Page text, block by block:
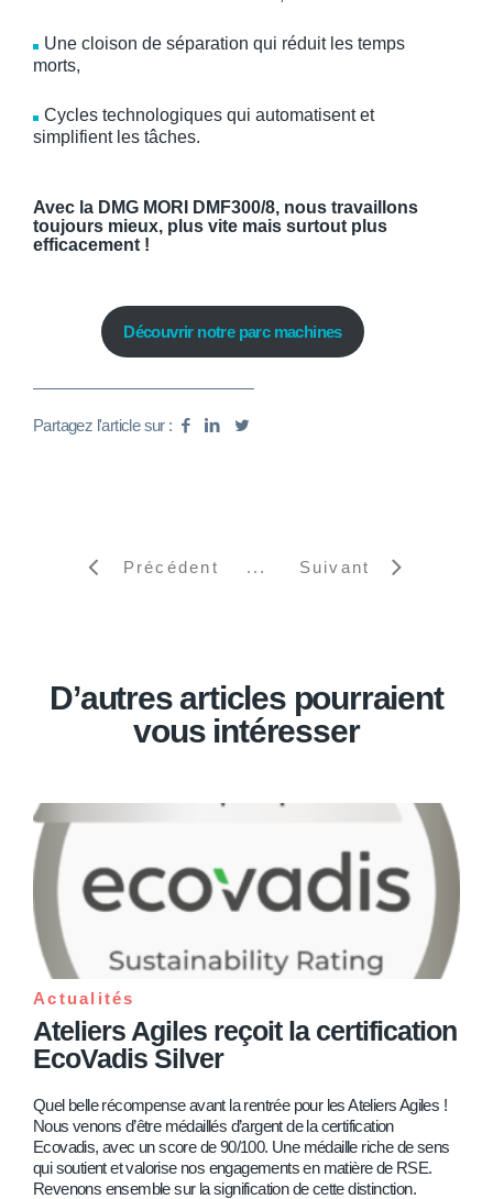
Une cloison de séparation qui réduit les temps
morts,
Cycles technologiques qui automatisent et
simplifient les tâches.
Avec la DMG MORI DMF300/8, nous travaillons
toujours mieux, plus vite mais surtout plus
efficacement !
Découvrir notre parc machines
Partagez l'article sur :
Précédent Suivant
D’autres articles pourraient
vous intéresser
Actualités
Ateliers Agiles reçoit la certification
EcoVadis Silver
Quel belle récompense avant la rentrée pour les Ateliers Agiles !
Nous venons d’être médaillés d’argent de la certification
Ecovadis, avec un score de 90/100. Une médaille riche de sens
qui soutient et valorise nos engagements en matière de RSE.
Revenons ensemble sur la signification de cette distinction.